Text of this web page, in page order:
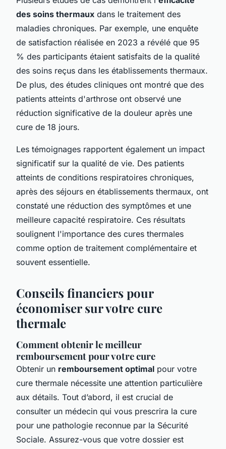
des soins thermaux dans le traitement des
maladies chroniques. Par exemple, une enquête
de satisfaction réalisée en 2023 a révélé que 95
% des participants étaient satisfaits de la qualité
des soins reçus dans les établissements thermaux.
De plus, des études cliniques ont montré que des
patients atteints d'arthrose ont observé une
réduction significative de la douleur après une
cure de 18 jours.
Les témoignages rapportent également un impact
significatif sur la qualité de vie. Des patients
atteints de conditions respiratoires chroniques,
après des séjours en établissements thermaux, ont
constaté une réduction des symptômes et une
meilleure capacité respiratoire. Ces résultats
soulignent l'importance des cures thermales
comme option de traitement complémentaire et
souvent essentielle.
Conseils financiers pour
économiser sur votre cure
thermale
Comment obtenir le meilleur
remboursement pour votre cure
Obtenir un remboursement optimal pour votre
cure thermale nécessite une attention particulière
aux détails. Tout d’abord, il est crucial de
consulter un médecin qui vous prescrira la cure
pour une pathologie reconnue par la Sécurité
Sociale. Assurez-vous que votre dossier est